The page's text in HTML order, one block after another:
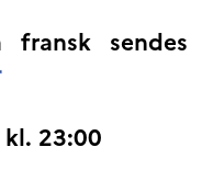
fransk
23:00